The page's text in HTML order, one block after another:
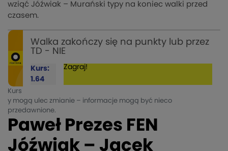
wziąć Jóźwiak – Murański typy na koniec walki przed
czasem.
Walka zakończy się na punkty lub przez
TD - NIE
Kurs:
1.64
Zagraj!
Kurs
y mogą ulec zmianie – informacje mogą być nieco
przedawnione.
Paweł Prezes FEN
Jóźwiak – Jacek